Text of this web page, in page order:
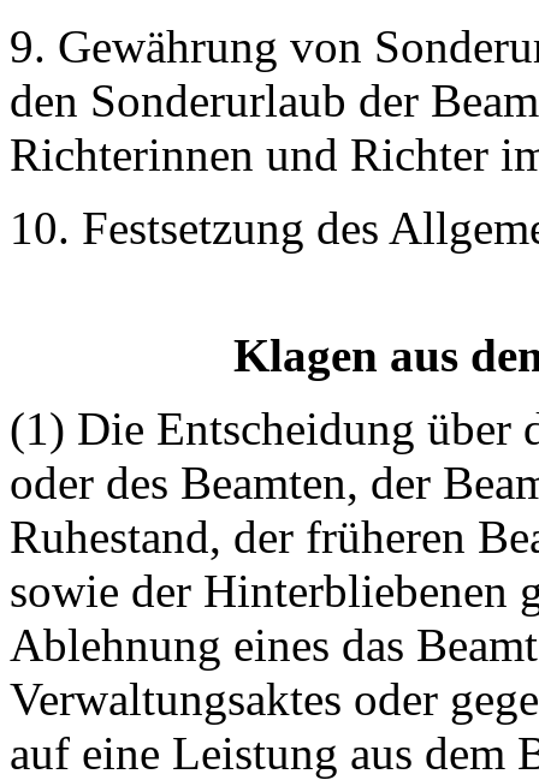
9. Gewährung von
den Sonderurlaub der
Richterinnen und Richter
10. Festsetzung des
Klagen aus
(1) Die Entscheidung über
oder des Beamten, der
Ruhestand, der früheren
sowie der Hinterbliebenen
Ablehnung eines das
Verwaltungsaktes oder
auf eine Leistung aus dem